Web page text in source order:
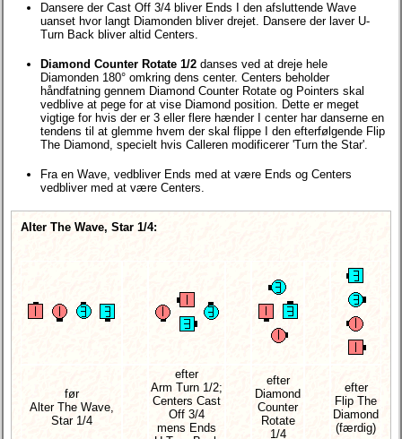
Dansere der Cast Off 3/4 bliver Ends I den afsluttende Wave
uanset hvor langt Diamonden bliver drejet. Dansere der laver U-
Turn Back bliver altid Centers.
Diamond Counter Rotate 1/2 danses ved at dreje hele
Diamonden 180° omkring dens center. Centers beholder
håndfatning gennem Diamond Counter Rotate og Pointers skal
vedblive at pege for at vise Diamond position. Dette er meget
vigtige for hvis der er 3 eller flere hænder I center har danserne en
tendens til at glemme hvem der skal flippe I den efterfølgende Flip
The Diamond, specielt hvis Calleren modificerer 'Turn the Star'.
Fra en Wave, vedbliver Ends med at være Ends og Centers
vedbliver med at være Centers.
Alter The Wave, Star 1/4:
før
Alter The Wave,
Star 1/4
efter
Arm Turn 1/2;
Centers Cast
Off 3/4
mens Ends
efter
Diamond
Counter
Rotate
1/4
efter
Flip The
Diamond
(færdig)